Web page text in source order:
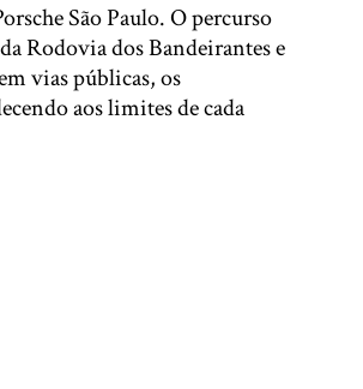
São Paulo. O percurso
Rodovia dos Bandeirantes e
vias públicas, os
aos limites de cada